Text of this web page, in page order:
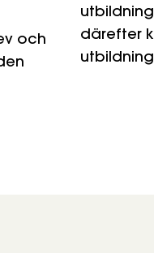
och
därefter